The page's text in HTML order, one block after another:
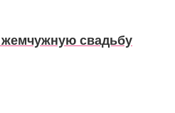
свадьбу